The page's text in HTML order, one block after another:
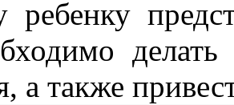
ребенку
делать
а также